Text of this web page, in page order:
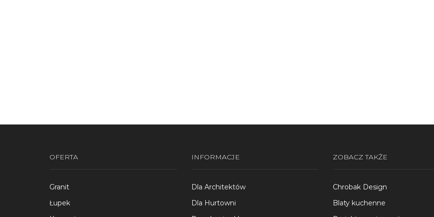
OFERTA
Granit
Łupek
INFORMACJE
Dla Architektów
Dla Hurtowni
ZOBACZ TAKŻE
Chrobak Design
Blaty kuchenne